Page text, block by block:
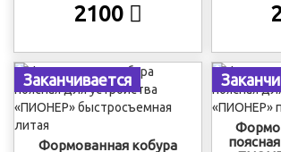
2100
Заканчивается
Формованная кобура